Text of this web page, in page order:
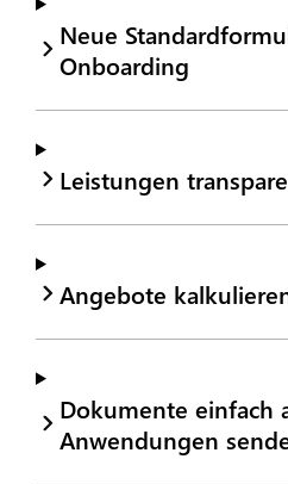
Neue
Onboarding
Leistungen
Angebote
Dokumente einfach
Anwendungen